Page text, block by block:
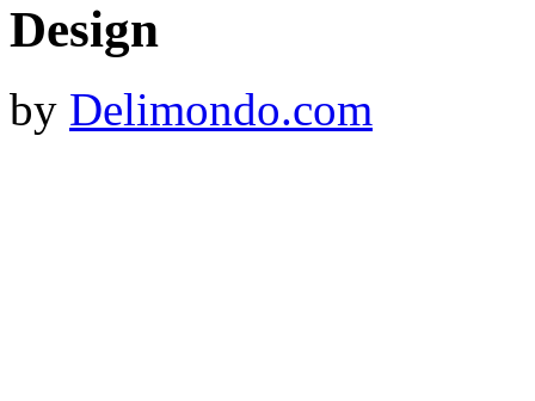
Design
by Delimondo.com